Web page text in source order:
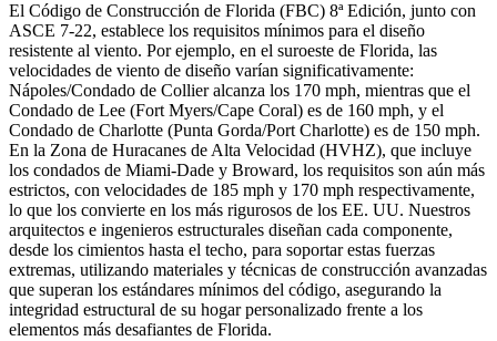
El Código de Construcción de Florida (FBC) 8ª Edición, junto con
ASCE 7-22, establece los requisitos mínimos para el diseño
resistente al viento. Por ejemplo, en el suroeste de Florida, las
velocidades de viento de diseño varían significativamente:
Nápoles/Condado de Collier alcanza los 170 mph, mientras que el
Condado de Lee (Fort Myers/Cape Coral) es de 160 mph, y el
Condado de Charlotte (Punta Gorda/Port Charlotte) es de 150 mph.
En la Zona de Huracanes de Alta Velocidad (HVHZ), que incluye
los condados de Miami-Dade y Broward, los requisitos son aún más
estrictos, con velocidades de 185 mph y 170 mph respectivamente,
lo que los convierte en los más rigurosos de los EE. UU. Nuestros
arquitectos e ingenieros estructurales diseñan cada componente,
desde los cimientos hasta el techo, para soportar estas fuerzas
extremas, utilizando materiales y técnicas de construcción avanzadas
que superan los estándares mínimos del código, asegurando la
integridad estructural de su hogar personalizado frente a los
elementos más desafiantes de Florida.